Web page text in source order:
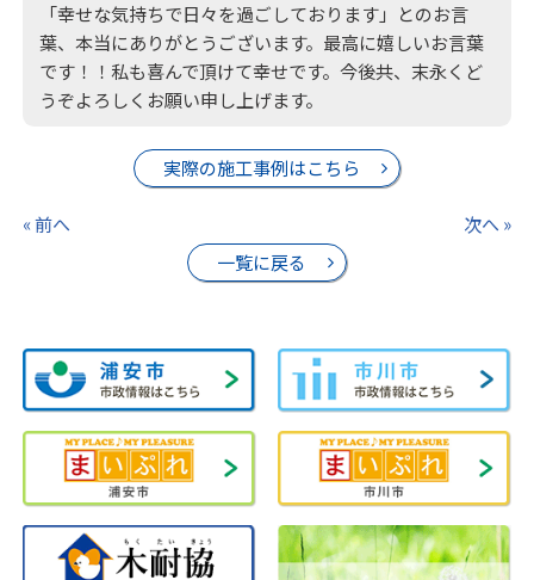
「幸せな気持ちで日々を過ごしております」とのお言
葉、本当にありがとうございます。最高に嬉しいお言葉
です！！私も喜んで頂けて幸せです。今後共、末永くど
うぞよろしくお願い申し上げます。
実際の施工事例はこちら
« 前へ
一覧に戻る
次へ »